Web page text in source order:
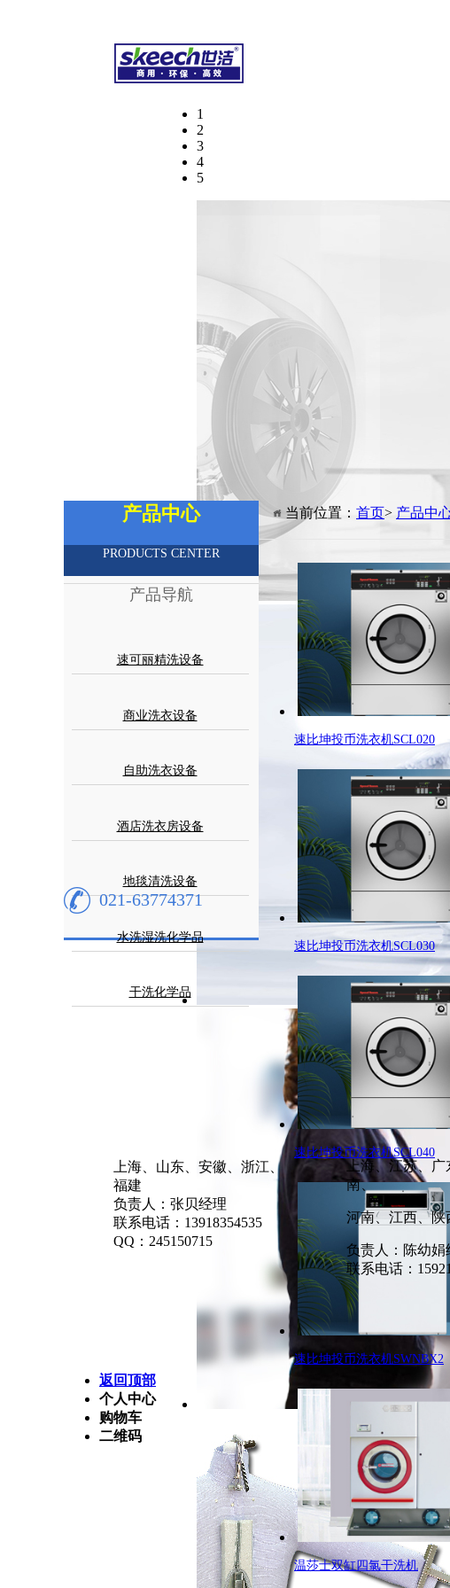
1
2
3
4
5
产品中心
PRODUCTS CENTER
产品导航
速可丽精洗设备
商业洗衣设备
自助洗衣设备
酒店洗衣房设备
地毯清洗设备
水洗湿洗化学品
干洗化学品
021-63774371
当前位置： 首页> 产品中
速比坤投币洗衣机SCL020
速比坤投币洗衣机SCL030
速比坤投币洗衣机SCL040
速比坤投币洗衣机SWNBX2
温莎士双缸四氯干洗机
上海、山东、安徽、浙江、
福建
负责人：张贝经理
联系电话：13918354535
QQ：245150715
上海、江苏、广
南、
河南、江西、陕
负责人：陈幼娟
联系电话：
返回顶部
个人中心
购物车
二维码